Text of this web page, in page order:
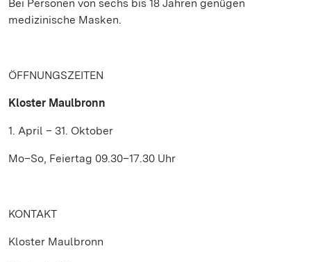
Bei Personen von sechs bis 18 Jahren genügen
medizinische Masken.
ÖFFNUNGSZEITEN
Kloster Maulbronn
1. April – 31. Oktober
Mo–So, Feiertag 09.30–17.30 Uhr
KONTAKT
Kloster Maulbronn